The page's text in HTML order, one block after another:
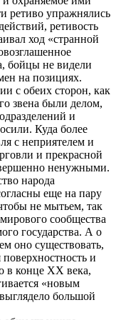
ретиво упражнялись
ретивость
ход «странной
бойцы не видели
на позициях.
с обеих сторон, как
звена были делом,
и
Куда более
с неприятелем и
и прекрасной
ненужными.
народа
еще на пару
не мытьем, так
сообщества
государства. А о
оно существовать,
и
в конце ХХ века,
«новым
большой